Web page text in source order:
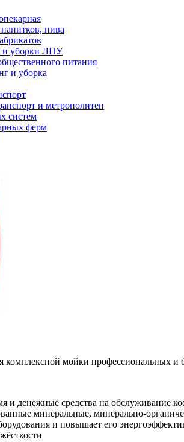
пива
и уборки ЛПУ
питания
и уборка
и метрополитен
систем
ферм
комплексной мойки профессиональных
и денежные средства на обслуживание
минеральные, минерально-
и повышает его